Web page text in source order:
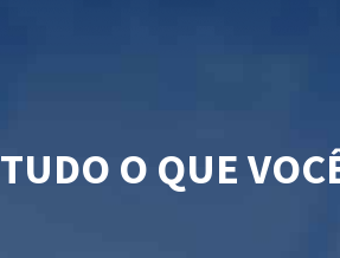
TUDO O QUE